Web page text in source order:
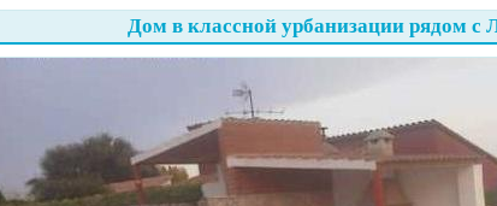
Дом в классной урбанизации рядом с